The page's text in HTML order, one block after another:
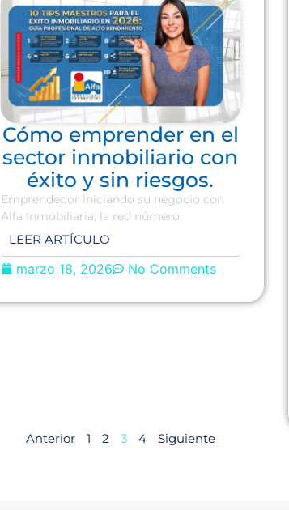
Cómo emprender en el
sector inmobiliario con
éxito y sin riesgos.
Emprendedor iniciando su negocio con
Alfa Inmobiliaria, la red número
LEER ARTÍCULO
marzo 18, 2026 No Comments
Anterior 1 2 3 4 Siguiente